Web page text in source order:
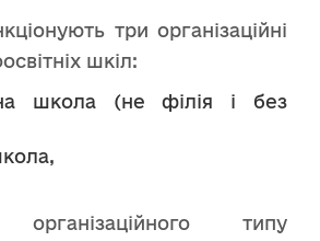
три організаційні
шкіл:
школа (не філія і без
організаційного типу